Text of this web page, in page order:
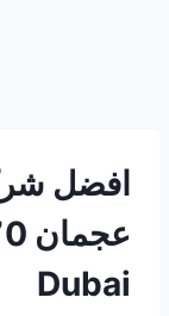
افضل
Dubai